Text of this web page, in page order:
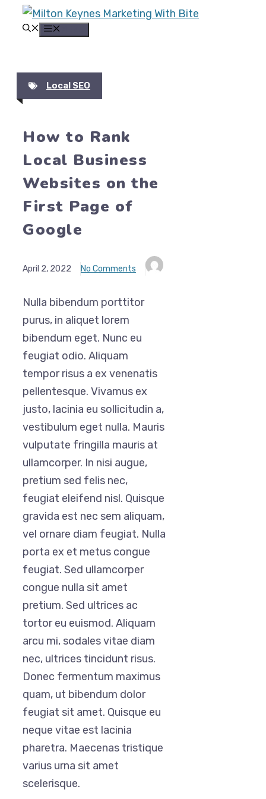
Skip
Local SEO
How to Rank
Local Business
Websites on the
First Page of
Google
April 2, 2022 No Comments
Nulla bibendum porttitor
purus, in aliquet lorem
bibendum eget. Nunc eu
feugiat odio. Aliquam
tempor risus a ex venenatis
pellentesque. Vivamus ex
justo, lacinia eu sollicitudin a,
vestibulum eget nulla. Mauris
vulputate fringilla mauris at
ullamcorper. In nisi augue,
pretium sed felis nec,
feugiat eleifend nisl. Quisque
gravida est nec sem aliquam,
vel ornare diam feugiat. Nulla
porta ex et metus congue
feugiat. Sed ullamcorper
congue nulla sit amet
pretium. Sed ultrices ac
tortor eu euismod. Aliquam
arcu mi, sodales vitae diam
nec, ultrices tincidunt risus.
Donec fermentum maximus
quam, ut bibendum dolor
feugiat sit amet. Quisque eu
neque vitae est lacinia
pharetra. Maecenas tristique
varius urna sit amet
scelerisque.